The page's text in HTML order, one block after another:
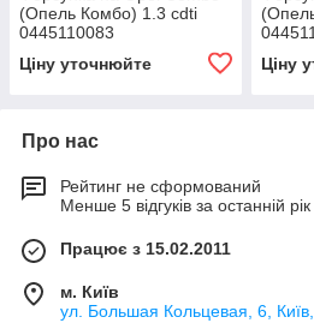
(Опель Комбо) 1.3 cdti
0445110083
Ціну уточнюйте
Ціну
Про нас
Рейтинг не сформований
Менше 5 відгуків за останній рік
Працює з 15.02.2011
м. Київ
ул. Большая Кольцевая, 6,